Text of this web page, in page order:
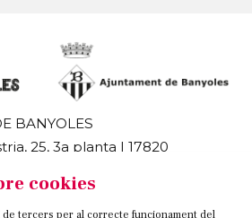
BANYOLES
25, 3a planta | 17820
00 50
cookies
tercers per al correcte funcionament del